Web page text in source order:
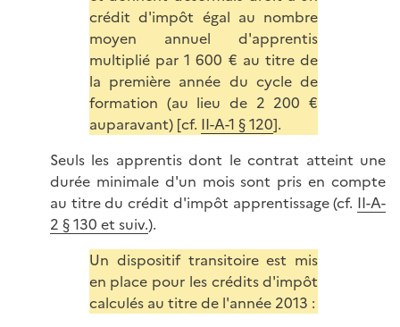
crédit d'impôt égal au nombre
moyen annuel d'apprentis
multiplié par 1 600 € au titre de
la première année du cycle de
formation (au lieu de 2 200 €
auparavant) [cf. II-A-1 § 120].
Seuls les apprentis dont le contrat atteint une
durée minimale d'un mois sont pris en compte
au titre du crédit d'impôt apprentissage (cf. II-A-
2 § 130 et suiv.).
Un dispositif transitoire est mis
en place pour les crédits d'impôt
calculés au titre de l'année 2013 :